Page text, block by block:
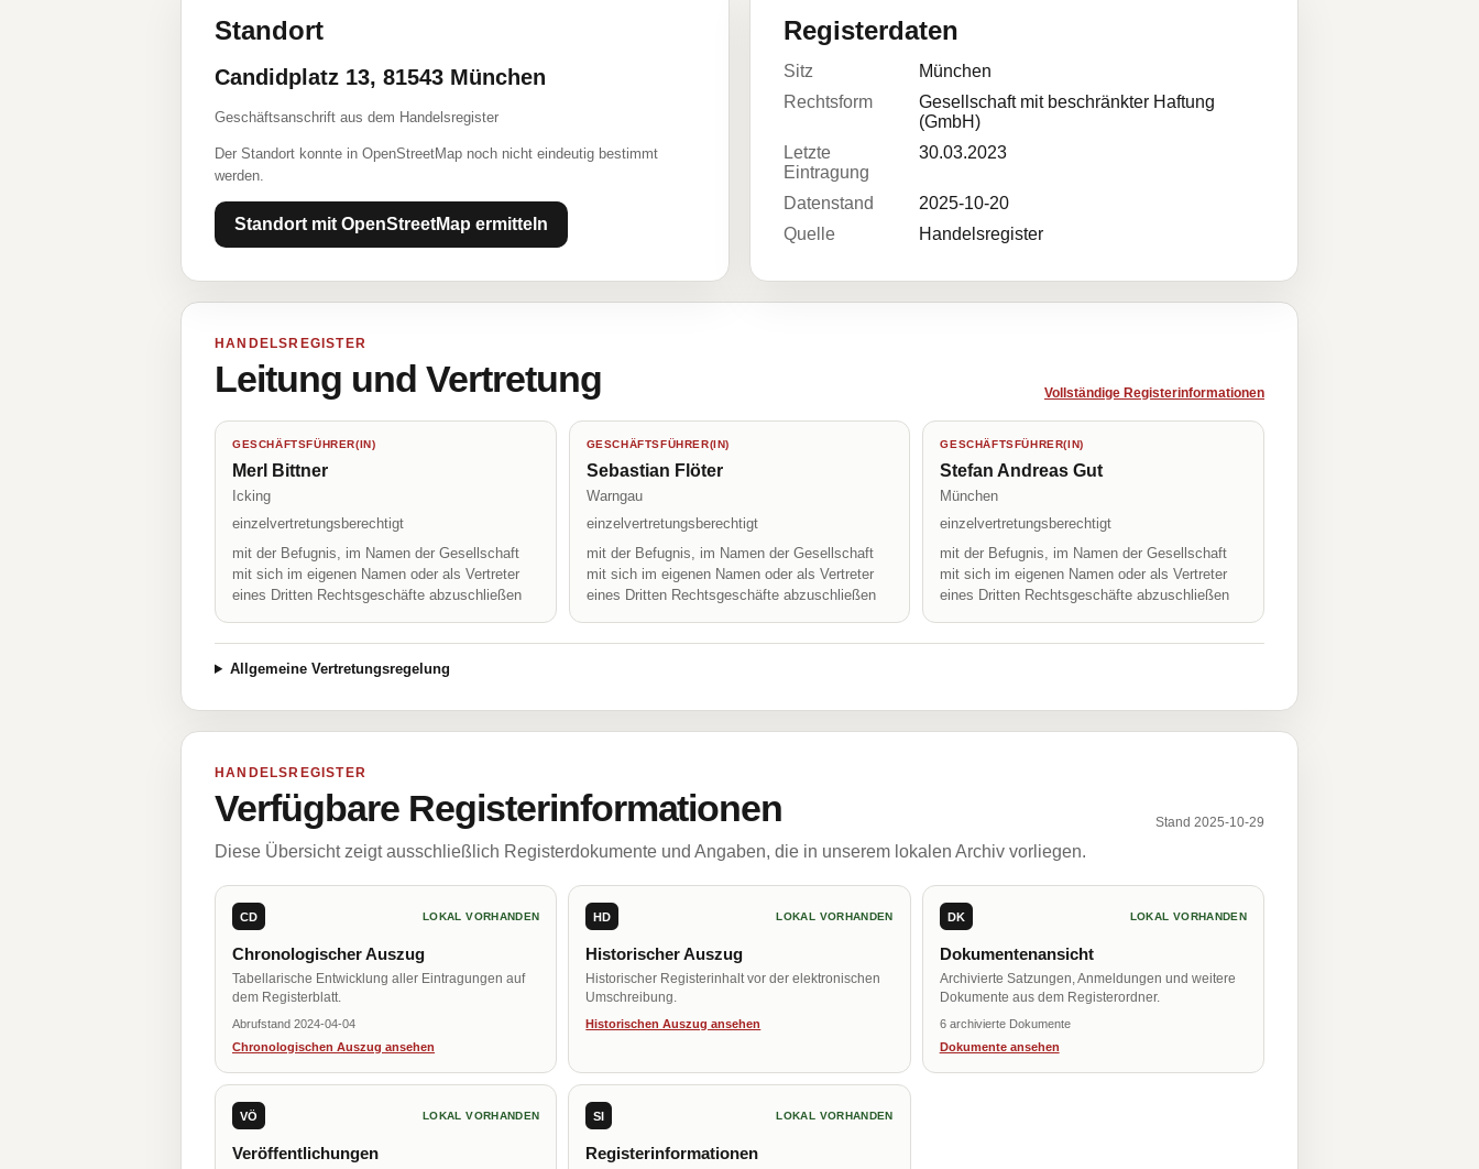
Standort
Candidplatz 13, 81543 München
Geschäftsanschrift aus dem Handelsregister
Der Standort konnte in OpenStreetMap noch nicht eindeutig bestimmt
werden.
Standort mit OpenStreetMap ermitteln
Registerdaten
Sitz
München
Rechtsform
Gesellschaft mit beschränkter Haftung
(GmbH)
Letzte
Eintragung
30.03.2023
Datenstand
2025-10-20
Quelle
Handelsregister
HANDELSREGISTER
Leitung und Vertretung Vollständige Registerinformationen
GESCHÄFTSFÜHRER(IN)
Merl Bittner
Icking
einzelvertretungsberechtigt
mit der Befugnis, im Namen der Gesellschaft
mit sich im eigenen Namen oder als Vertreter
eines Dritten Rechtsgeschäfte abzuschließen
GESCHÄFTSFÜHRER(IN)
Sebastian Flöter
Warngau
einzelvertretungsberechtigt
mit der Befugnis, im Namen der Gesellschaft
mit sich im eigenen Namen oder als Vertreter
eines Dritten Rechtsgeschäfte abzuschließen
GESCHÄFTSFÜHRER(IN)
Stefan Andreas Gut
München
einzelvertretungsberechtigt
mit der Befugnis, im Namen der Gesellschaft
mit sich im eigenen Namen oder als Vertreter
eines Dritten Rechtsgeschäfte abzuschließen
Allgemeine Vertretungsregelung
HANDELSREGISTER
Verfügbare Registerinformationen Stand 2025-10-29
Diese Übersicht zeigt ausschließlich Registerdokumente und Angaben, die in unserem lokalen Archiv vorliegen.
CD LOKAL VORHANDEN
Chronologischer Auszug
Tabellarische Entwicklung aller Eintragungen auf
dem Registerblatt.
Abrufstand 2024-04-04
Chronologischen Auszug ansehen
HD LOKAL VORHANDEN
Historischer Auszug
Historischer Registerinhalt vor der elektronischen
Umschreibung.
Historischen Auszug ansehen
DK LOKAL VORHANDEN
Dokumentenansicht
Archivierte Satzungen, Anmeldungen und weitere
Dokumente aus dem Registerordner.
6 archivierte Dokumente
Dokumente ansehen
VÖ LOKAL VORHANDEN
Veröffentlichungen
SI LOKAL VORHANDEN
Registerinformationen